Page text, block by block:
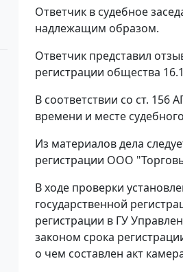
Ответчик в судебное
надлежащим образом.
Ответчик представил
регистрации общества
В соответствии со ст. 156
времени и месте
Из материалов дела
регистрации ООО
В ходе проверки
государственной
регистрации в ГУ
законом срока
о чем составлен акт